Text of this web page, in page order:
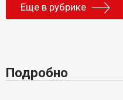
Еще в рубрике
Подробно